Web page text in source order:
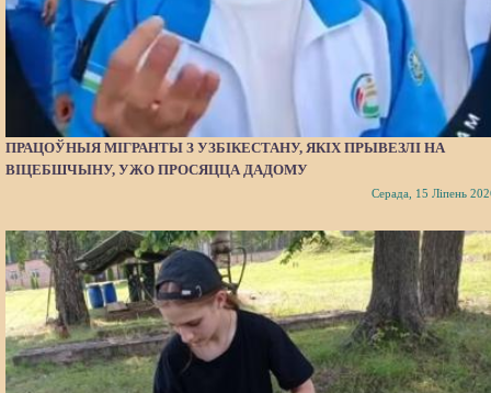
ПРАЦОЎНЫЯ МІГРАНТЫ З УЗБІКЕСТАНУ, ЯКІХ ПРЫВЕЗЛІ НА
ВІЦЕБШЧЫНУ, УЖО ПРОСЯЦЦА ДАДОМУ
Серада, 15 Ліпень